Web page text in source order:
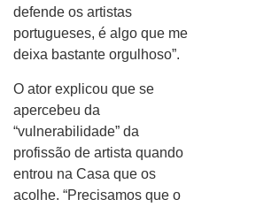
defende os artistas
portugueses, é algo que me
deixa bastante orgulhoso”.
O ator explicou que se
apercebeu da
“vulnerabilidade” da
profissão de artista quando
entrou na Casa que os
acolhe. “Precisamos que o